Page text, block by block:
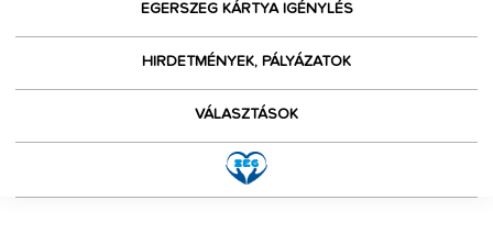
EGERSZEG KÁRTYA IGÉNYLÉS
HIRDETMÉNYEK, PÁLYÁZATOK
VÁLASZTÁSOK